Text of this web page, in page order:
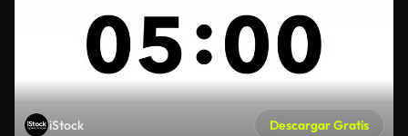
iStock Descargar Gratis